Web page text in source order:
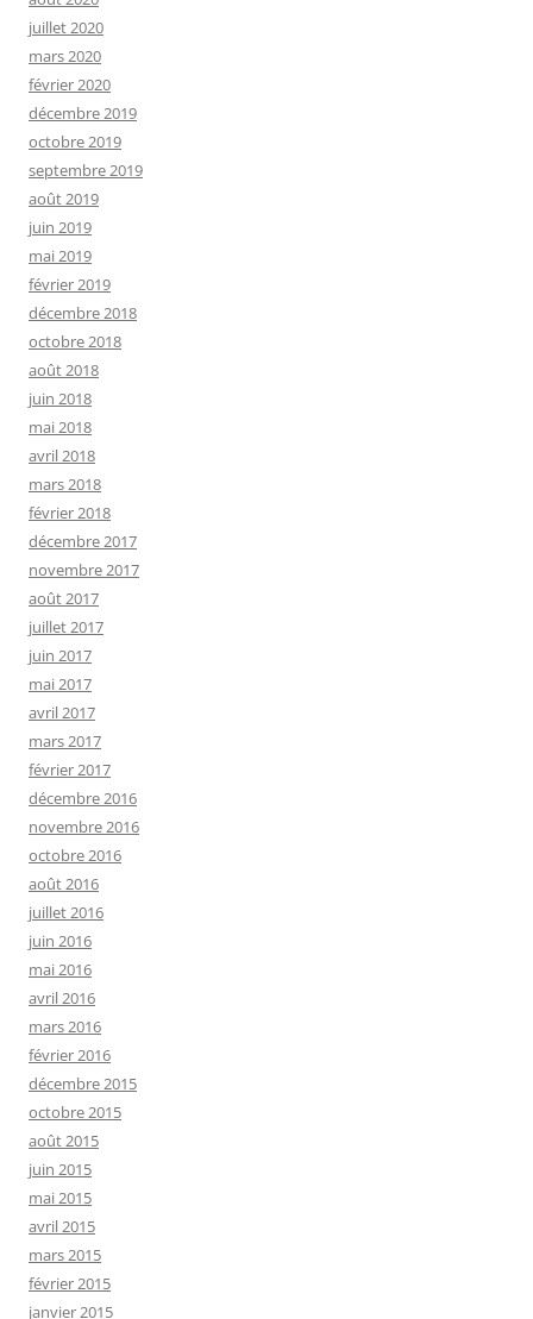
juillet 2020
mars 2020
février 2020
décembre 2019
octobre 2019
septembre 2019
août 2019
juin 2019
mai 2019
février 2019
décembre 2018
octobre 2018
août 2018
juin 2018
mai 2018
avril 2018
mars 2018
février 2018
décembre 2017
novembre 2017
août 2017
juillet 2017
juin 2017
mai 2017
avril 2017
mars 2017
février 2017
décembre 2016
novembre 2016
octobre 2016
août 2016
juillet 2016
juin 2016
mai 2016
avril 2016
mars 2016
février 2016
décembre 2015
octobre 2015
août 2015
juin 2015
mai 2015
avril 2015
mars 2015
février 2015
janvier 2015